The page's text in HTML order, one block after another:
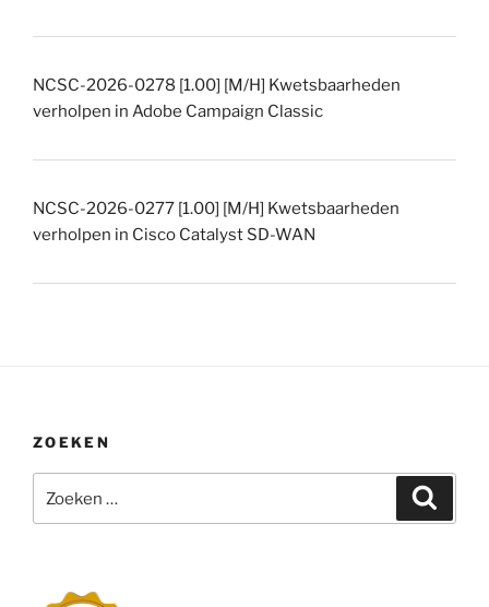
NCSC-2026-0278 [1.00] [M/H] Kwetsbaarheden
verholpen in Adobe Campaign Classic
NCSC-2026-0277 [1.00] [M/H] Kwetsbaarheden
verholpen in Cisco Catalyst SD-WAN
ZOEKEN
naar: